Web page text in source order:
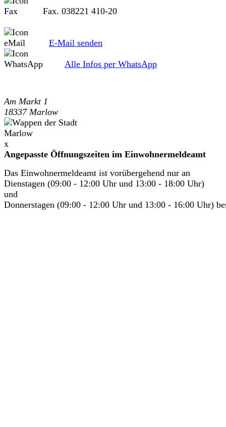
Fax. 038221 410-20
E-Mail senden
Alle Infos per WhatsApp
Am Markt 1
18337 Marlow
x
Angepasste Öffnungszeiten im Einwohnermeldeamt
Das Einwohnermeldeamt ist vorübergehend nur an
Dienstagen (09:00 - 12:00 Uhr und 13:00 - 18:00 Uhr)
und
Donnerstagen (09:00 - 12:00 Uhr und 13:00 - 16:00 Uhr)